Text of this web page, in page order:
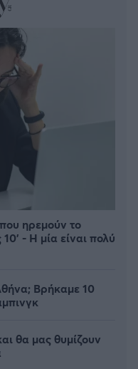
που ηρεμούν το
- Η μία είναι πολύ
Βρήκαμε 10
θα μας θυμίζουν